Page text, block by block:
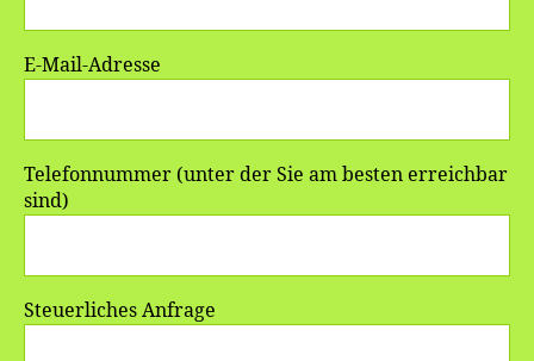
E-Mail-Adresse
Telefonnummer (unter der Sie am besten erreichbar
sind)
Steuerliches Anfrage